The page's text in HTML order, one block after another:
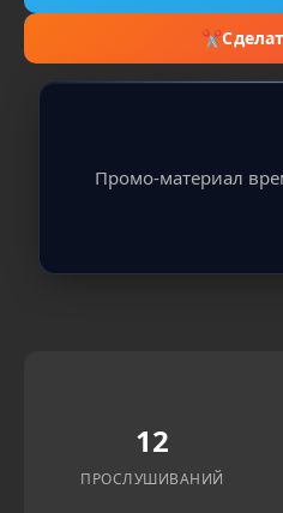
✂
Промо-материал
12
ПРОСЛУШИВАНИЙ